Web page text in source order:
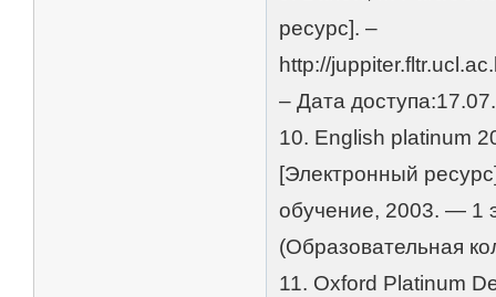
ресурс]. –
http://
– Дата
10. English platinum
[Электронный
обучение, 2003. — 1
(Образовательная
11. Oxford Platinum